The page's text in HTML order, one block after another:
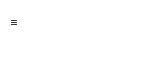
Skip
Skip